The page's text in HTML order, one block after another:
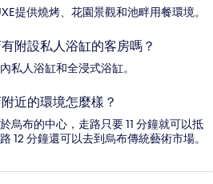
提供燒烤、花園景觀和池畔用餐環境。
附設私人浴缸的客房嗎？
私人浴缸和全浸式浴缸。
近的環境怎麼樣？
烏布的中心，走路只要 11 分鐘就可以抵
12 分鐘還可以去到烏布傳統藝術市場。